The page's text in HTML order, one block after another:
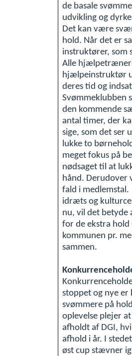
de basale
udvikling og
Det kan være
hold. Når det er
instruktører, som
Alle
hjælpeinstruktør
deres tid og
Svømmeklubben
den kommende
antal timer, der
sige, som det ser
lukke to
meget fokus på
nødsaget til at
hånd. Derudover
fald i
idræts og
nu, vil det betyde
for de ekstra hold
kommunen pr.
sammen.
stoppet og nye er
svømmere på
oplevelse plejer
afholdt af DGI,
afhold i år. I
øst cup stævner